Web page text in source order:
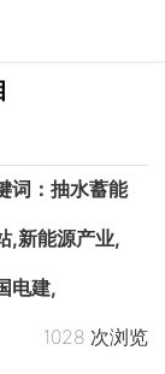
词：抽水蓄能
,新能源产业,
电建,
1028 次浏览